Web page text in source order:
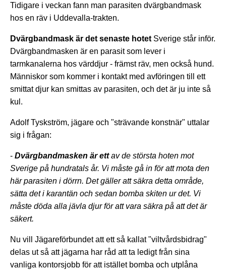
Tidigare i veckan fann man parasiten dvärgbandmask
hos en räv i Uddevalla-trakten.
Dvärgbandmask är det senaste hotet Sverige står inför.
Dvärgbandmasken är en parasit som lever i
tarmkanalerna hos värddjur - främst räv, men också hund.
Människor som kommer i kontakt med avföringen till ett
smittat djur kan smittas av parasiten, och det är ju inte så
kul.
Adolf Tyskström, jägare och "strävande konstnär" uttalar
sig i frågan:
- Dvärgbandmasken är ettav de största hoten mot
Sverige på hundratals år. Vi måste gå in för att mota den
här parasiten i dörrn. Det gäller att säkra detta område,
sätta det i karantän och sedan bomba skiten ur det. Vi
måste döda alla jävla djur för att vara säkra på att det är
säkert.
Nu vill Jägareförbundet att ett så kallat "viltvårdsbidrag"
delas ut så att jägarna har råd att ta ledigt från sina
vanliga kontorsjobb för att istället bomba och utplåna